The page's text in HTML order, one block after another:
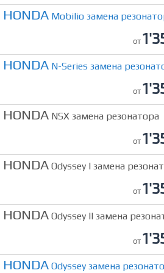
HONDA Mobilio замена
от
HONDA N-Series замена
от
HONDA NSX замена резонатора
от
HONDA Odyssey I замена
от
HONDA Odyssey II замена
от
HONDA Odyssey замена